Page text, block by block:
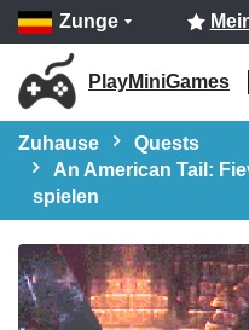
Zunge
PlayMiniGames
Zuhause
Quests
An American Tail:
spielen